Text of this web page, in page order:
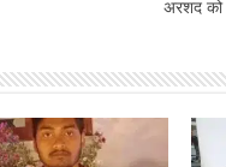
अरशद को